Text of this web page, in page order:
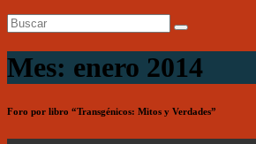
Mes: enero 2014
Foro por libro “Transgénicos: Mitos y Verdades”